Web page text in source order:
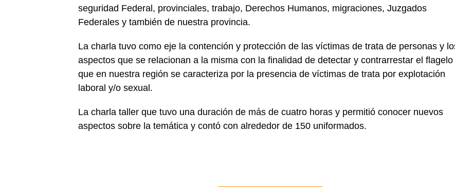
seguridad Federal, provinciales, trabajo, Derechos Humanos, migraciones, Juzgados
Federales y también de nuestra provincia.
La charla tuvo como eje la contención y protección de las víctimas de trata de personas y
aspectos que se relacionan a la misma con la finalidad de detectar y contrarrestar el flagelo
que en nuestra región se caracteriza por la presencia de víctimas de trata por explotación
laboral y/o sexual.
La charla taller que tuvo una duración de más de cuatro horas y permitió conocer nuevos
aspectos sobre la temática y contó con alrededor de 150 uniformados.